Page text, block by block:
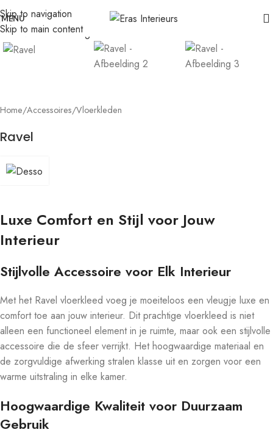
Skip to navigation
Skip to main content
MENU Click to enlarge
Home/Accessoires/Vloerkleden
Ravel
Luxe Comfort en Stijl voor Jouw
Interieur
Stijlvolle Accessoire voor Elk Interieur
Met het Ravel vloerkleed voeg je moeiteloos een vleugje luxe en
comfort toe aan jouw interieur. Dit prachtige vloerkleed is niet
alleen een functioneel element in je ruimte, maar ook een stijlvolle
accessoire die de sfeer verrijkt. Het hoogwaardige materiaal en
de zorgvuldige afwerking stralen klasse uit en zorgen voor een
warme uitstraling in elke kamer.
Hoogwaardige Kwaliteit voor Duurzaam
Gebruik